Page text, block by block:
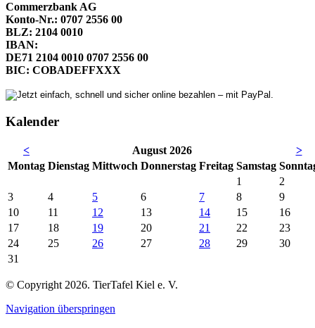
Commerzbank AG
Konto-Nr.: 0707 2556 00
BLZ: 2104 0010
IBAN:
DE71 2104 0010 0707 2556 00
BIC: COBADEFFXXX
Kalender
< August 2026
>
Montag Dienstag Mittwoch Donnerstag Freitag Samstag So
1
2
3
4 5 6 7 8
9
10
11 12 13 14 15
16
17
18 19 20 21 22
23
24
25 26 27 28 29
30
31
© Copyright 2026. TierTafel Kiel e. V.
Navigation überspringen